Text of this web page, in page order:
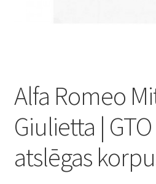
Sazinieties ar mums
Alfa Romeo
Giulietta |
atslēgas